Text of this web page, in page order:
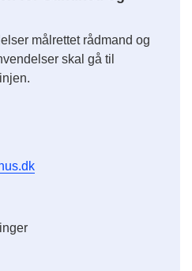
målrettet rådmand og
skal gå til